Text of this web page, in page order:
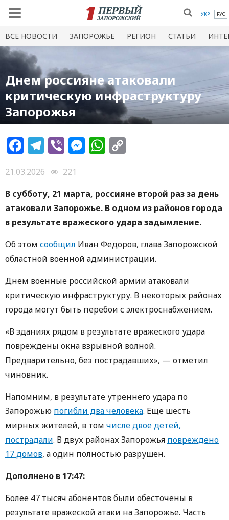
УКР РУС
ВСЕ НОВОСТИ ЗАПОРОЖЬЕ РЕГИОН СТАТЬИ
Днем россияне атаковали
критическую инфраструктуру
Запорожья
Facebook
Telegram
ViberMessenger
WhatsApp
21.03.2026
221
В субботу, 21 марта, россияне второй раз за день
атаковали Запорожье. В одном из районов города
в результате вражеского удара задымление.
Об этом сообщил Иван Федоров, глава Запорожской
областной военной администрации.
Днем военные российской армии атаковали
критическую инфраструктуру. В некоторых районах
города могут быть перебои с электроснабжением.
«В зданиях рядом в результате вражеского удара
повреждены окна взрывной волной.
Предварительно, без пострадавших», — отметил
чиновник.
Напомним, в результате утреннего удара по
Запорожью погибли два человека. Еще шесть
мирных жителей, в том числе двое детей,
пострадали. В двух районах Запорожья повреждено
17 домов, а один полностью разрушен.
Дополнено в 17:47:
Более 47 тысяч абонентов были обесточены в
результате вражеской атаки на Запорожье. Часть